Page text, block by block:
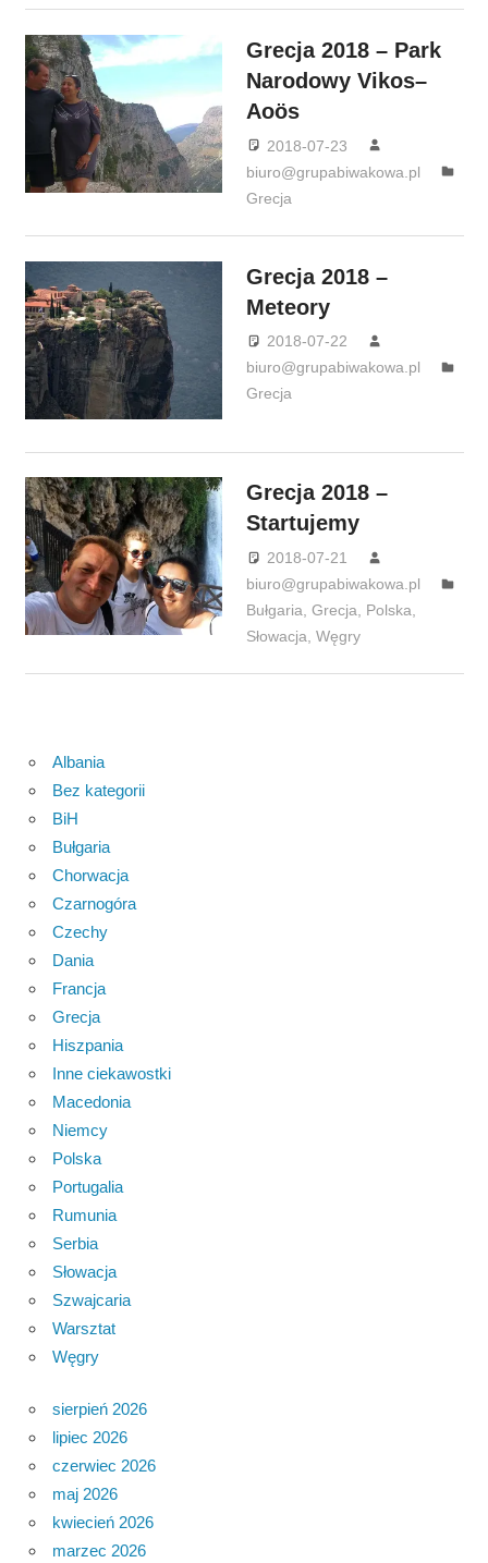
Grecja 2018 – Park
Narodowy Vikos–
Aoös
2018-07-23
biuro@grupabiwakowa.pl
Grecja
Grecja 2018 –
Meteory
2018-07-22
biuro@grupabiwakowa.pl
Grecja
Grecja 2018 –
Startujemy
2018-07-21
biuro@grupabiwakowa.pl
Bułgaria ,Grecja Polska
Słowacja ,Węgry
Albania
Bez kategorii
BiH
Bułgaria
Chorwacja
Czarnogóra
Czechy
Dania
Francja
Grecja
Hiszpania
Inne ciekawostki
Macedonia
Niemcy
Polska
Portugalia
Rumunia
Serbia
Słowacja
Szwajcaria
Warsztat
Węgry
sierpień 2026
lipiec 2026
czerwiec 2026
maj 2026
kwiecień 2026
marzec 2026